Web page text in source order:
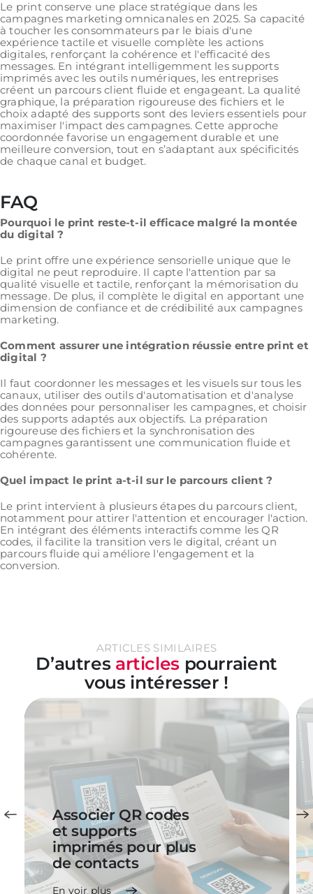
Le print conserve une place stratégique dans les
campagnes marketing omnicanales en 2025. Sa capacité
à toucher les consommateurs par le biais d'une
expérience tactile et visuelle complète les actions
digitales, renforçant la cohérence et l'efficacité des
messages. En intégrant intelligemment les supports
imprimés avec les outils numériques, les entreprises
créent un parcours client fluide et engageant. La qualité
graphique, la préparation rigoureuse des fichiers et le
choix adapté des supports sont des leviers essentiels pour
maximiser l'impact des campagnes. Cette approche
coordonnée favorise un engagement durable et une
meilleure conversion, tout en s’adaptant aux spécificités
de chaque canal et budget.
FAQ
Pourquoi le print reste-t-il efficace malgré la montée
du digital ?
Le print offre une expérience sensorielle unique que le
digital ne peut reproduire. Il capte l'attention par sa
qualité visuelle et tactile, renforçant la mémorisation du
message. De plus, il complète le digital en apportant une
dimension de confiance et de crédibilité aux campagnes
marketing.
Comment assurer une intégration réussie entre print et
digital ?
Il faut coordonner les messages et les visuels sur tous les
canaux, utiliser des outils d'automatisation et d'analyse
des données pour personnaliser les campagnes, et choisir
des supports adaptés aux objectifs. La préparation
rigoureuse des fichiers et la synchronisation des
campagnes garantissent une communication fluide et
cohérente.
Quel impact le print a-t-il sur le parcours client ?
Le print intervient à plusieurs étapes du parcours client,
notamment pour attirer l'attention et encourager l'action.
En intégrant des éléments interactifs comme les QR
codes, il facilite la transition vers le digital, créant un
parcours fluide qui améliore l'engagement et la
conversion.
ARTICLES SIMILAIRES
D’autres articlespourraient
vous intéresser !
Associer QR codes
et supports
imprimés pour plus
de contacts
En voir plus